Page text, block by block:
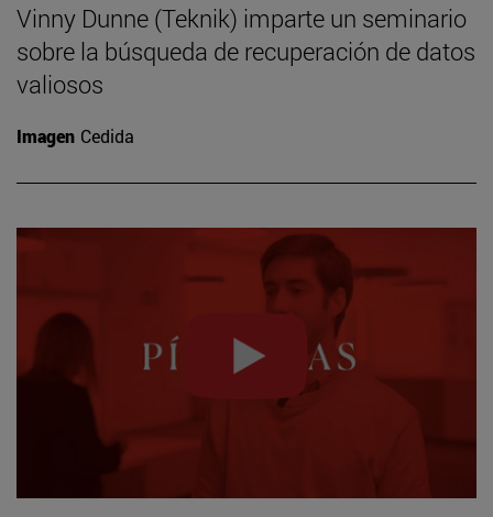
Vinny Dunne (Teknik) imparte un seminario
sobre la búsqueda de recuperación de datos
valiosos
Imagen Cedida